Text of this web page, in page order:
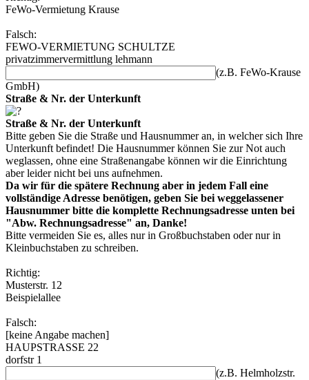
FeWo-Vermietung Krause
Falsch:
FEWO-VERMIETUNG SCHULTZE
privatzimmervermittlung lehmann
(z.B. FeWo-Krause
GmbH)
Straße & Nr. der Unterkunft
Straße & Nr. der Unterkunft
Bitte geben Sie die Straße und Hausnummer an, in welcher sich Ihre
Unterkunft befindet! Die Hausnummer können Sie zur Not auch
weglassen, ohne eine Straßenangabe können wir die Einrichtung
aber leider nicht bei uns aufnehmen.
Da wir für die spätere Rechnung aber in jedem Fall eine
vollständige Adresse benötigen, geben Sie bei weggelassener
Hausnummer bitte die komplette Rechnungsadresse unten bei
"Abw. Rechnungsadresse" an, Danke!
Bitte vermeiden Sie es, alles nur in Großbuchstaben oder nur in
Kleinbuchstaben zu schreiben.
Richtig:
Musterstr. 12
Beispielallee
Falsch:
[keine Angabe machen]
HAUPSTRASSE 22
dorfstr 1
(z.B. Helmholzstr.